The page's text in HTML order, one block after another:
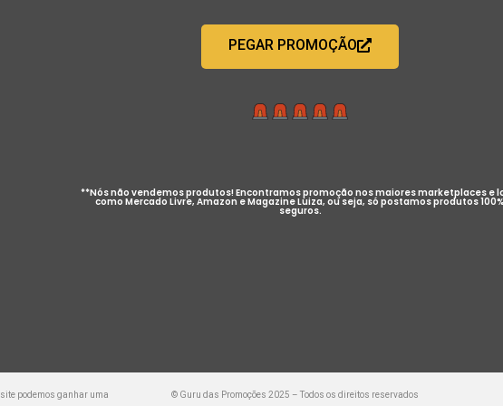
PEGAR PROMOÇÃO
**Nós não vendemos produtos! Encontramos promoção nos maiores marketplaces e
como Mercado Livre, Amazon e Magazine Luiza, ou seja, só postamos produtos 100%
seguros.
podemos ganhar uma © Guru das Promoções 2025 – Todos os direitos reservados